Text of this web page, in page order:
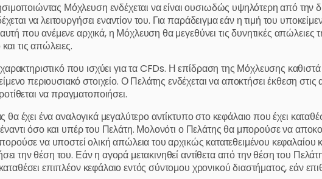
Μόχλευση ενδέχεται να είναι ουσιωδώς υψηλότερη από την
να λειτουργήσει εναντίον του. Για παράδειγμα εάν η τιμή του
που ανέμενε αρχικά, η Μόχλευση θα μεγεθύνει τις δυνητικές απώλειες
τις απώλειες.
που ισχύει για τα CFDs. Η επίδραση της Μόχλευσης
περιουσιακό στοιχείο. Ο Πελάτης ενδέχεται να αποκτήσει έκθεση στις
να πραγματοποιήσει.
έχει ένα αναλογικά μεγαλύτερο αντίκτυπο στο κεφάλαιο που έχει
όσο και υπέρ του Πελάτη. Μολονότι ο Πελάτης θα μπορούσε να
να υποστεί ολική απώλεια του αρχικώς κατατεθειμένου κεφαλαίου
την θέση του. Εάν η αγορά μετακινηθεί αντίθετα από την θέση του
επιπλέον κεφάλαιο εντός σύντομου χρονικού διαστήματος, εάν